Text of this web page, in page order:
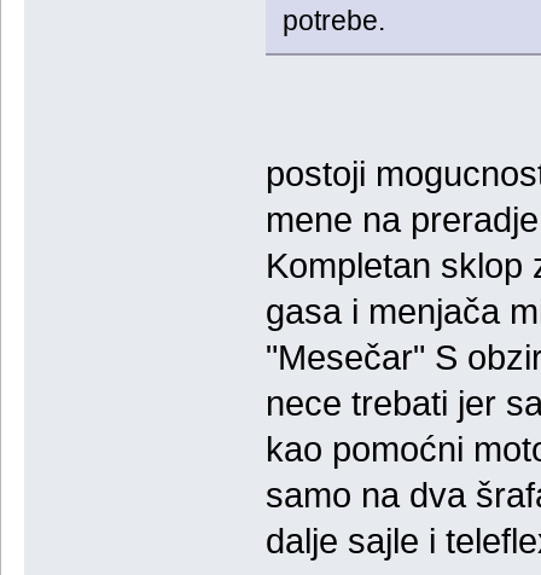
potrebe.
postoji
mene na
Kompletan sklop
gasa i menjača
"Mesečar" S
nece trebati jer
kao pomoćni
samo na dva
dalje sajle i